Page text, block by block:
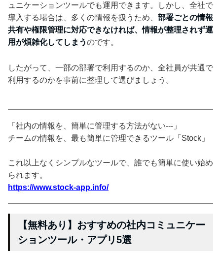
ュニケーションツールでも運用できます。しかし、全社で
導入する場合は、多くの情報を扱うため、 部署ごとの情報
共有や権限管理に対応できなければ、情報が整理されず運
用が煩雑化してしまうのです。
したがって、一部の部署で利用するのか、全社員が共通で
利用するのかを事前に整理して選びましょう。
「社内の情報を、簡単に管理する方法がない---」
チームの情報を、最も簡単に管理できるツール「Stock」
これ以上なくシンプルなツールで、誰でも簡単に使い始め
られます。
https://www.stock-app.info/
【無料あり】おすすめの社内コミュニケー
ションツール・アプリ5選